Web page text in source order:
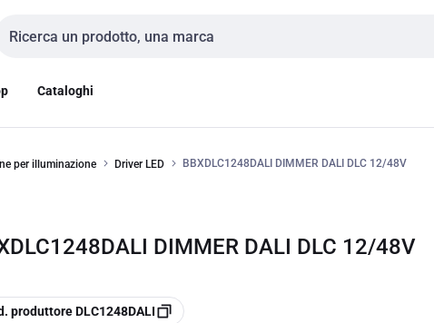
Cerca input
Cataloghi
per illuminazione Driver LED BBXDLC1248DALI DIMMER DALI DLC 12/48V
DIMMER DALI DLC 12/48V
produttore DLC1248DALI